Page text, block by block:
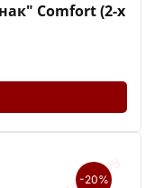
Comfort (2-х
-20%